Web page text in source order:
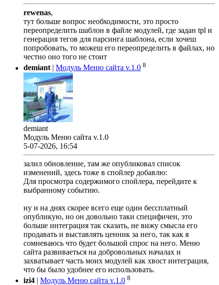
rewenas,
тут больше вопрос необходимости, это просто
переопределить шаблон в файле модулей, где задан tpl и
генерация тегов для парсинга шаблона, если хочеш
попробовать, то можеш его переопределить в файлах, но
честно оно того не стоит
demiant| Модуль Меню сайта v.1.0 8
demiant
Модуль Меню сайта v.1.0
5-07-2026, 16:54
залил обновление, там же опубликовал список
изменений, здесь тоже в спойлер добавлю:
Для просмотра содержимого спойлера, перейдите к
выбранному событию.
ну и на днях скорее всего еще один бессплатный
опубликую, но он довольно таки специфичен, это
больше интеграция так сказать, не вижу смысла его
продавать и выставлять ценник за него, так как я
сомневаюсь что будет большой спрос на него. Меню
сайта развиваеться на добровольных началах и
захватывает часть моих модулей как хвост интеграция,
что бы было удобнее его использовать.
izi4 | Модуль Меню сайта v.1.0 8